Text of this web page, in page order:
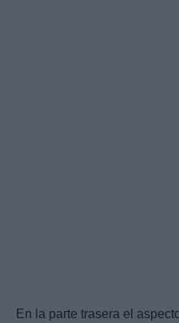
En la parte trasera el